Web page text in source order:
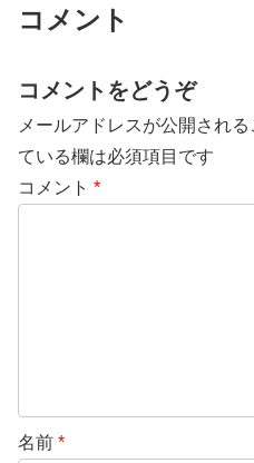
コメント
コメントをどうぞ
メールアドレスが公開される
ている欄は必須項目です
コメント *
名前 *